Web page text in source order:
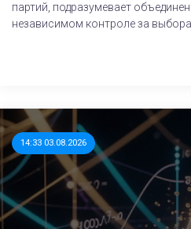
партий, подразумевает
независимом контроле за
14:33 03.08.2026